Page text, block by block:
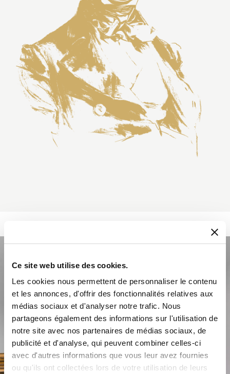
Ce site web utilise des cookies.
Les cookies nous permettent de personnaliser le contenu
et les annonces, d'offrir des fonctionnalités relatives aux
médias sociaux et d'analyser notre trafic. Nous
partageons également des informations sur l'utilisation de
notre site avec nos partenaires de médias sociaux, de
publicité et d'analyse, qui peuvent combiner celles-ci
avec d'autres informations que vous leur avez fournies
ou qu'ils ont collectées lors de votre utilisation de leurs